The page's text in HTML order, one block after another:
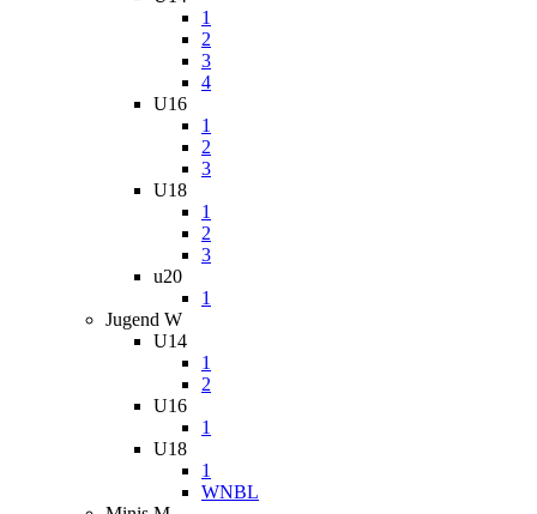
1
2
3
4
U16
1
2
3
U18
1
2
3
u20
1
Jugend W
U14
1
2
U16
1
U18
1
WNBL